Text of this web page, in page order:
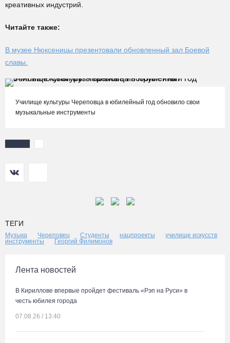
креативных индустрий.
Читайте также:
В музее Нюксеницы презентовали обновленный зал Боевой
славы.
Училище культуры Череповца в юбилейный год обновило свои
музыкальные инструменты
ТЕГИ
Музыка Череповец Студенты нацпроекты
училище искусств
инструменты
Георгий Филимонов
Лента новостей
В Кириллове впервые пройдет фестиваль «Рэп на Руси» в
честь юбилея города
07.08.26 / 13:40